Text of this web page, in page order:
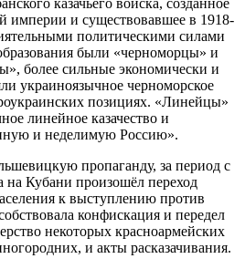
империи и существовавшее в 1918-
политическими силами
были «черноморцы» и
более сильные экономически и
украиноязычное черноморское
позициях. «Линейцы»
линейное казачество и
и неделимую Россию».
пропаганду, за период с
на Кубани произошёл переход
к выступлению против
конфискация и передел
некоторых красноармейских
и акты расказачивания.